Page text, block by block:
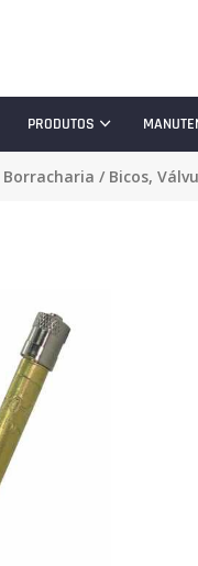
PRODUTOS
Borracharia / Bicos,